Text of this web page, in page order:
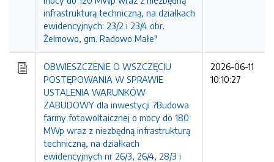
infrastrukturą techniczną, na działkach
ewidencyjnych: 23/2 i 23/4 obr.
Żelmowo, gm. Radowo Małe"
OBWIESZCZENIE O WSZCZĘCIU
POSTĘPOWANIA W SPRAWIE
USTALENIA WARUNKÓW
ZABUDOWY dla inwestycji ?Budowa
farmy fotowoltaicznej o mocy do 180
MWp wraz z niezbędną infrastrukturą
techniczną, na działkach
ewidencyjnych nr 26/3, 26/4, 28/3 i
2026-06-11
10:10:27